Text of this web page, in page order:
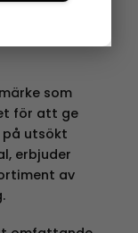
låt dina små
som
för att ge
på utsökt
erbjuder
av